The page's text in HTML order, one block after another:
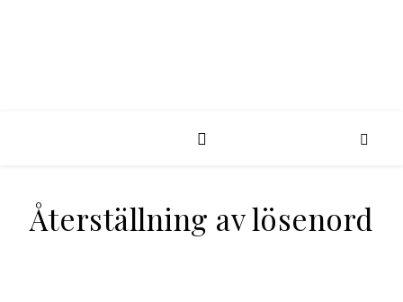
Återställning av lösenord